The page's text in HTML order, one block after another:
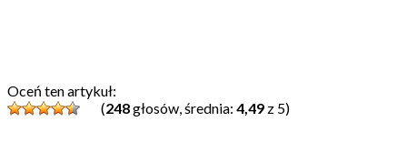
Oceń ten artykuł:
(248głosów, średnia: 4,49 z 5)